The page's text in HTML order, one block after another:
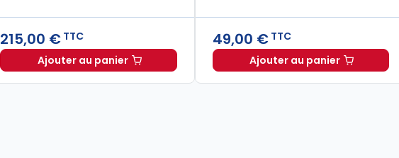
Code de la santé publique 2026, annoté commenté en ligne (Coffret en 2 tomes) à TTC
215,00 € TTC
Ajouter au panier
Mémento Fiscal 2026 à TTC
49,00 € TTC
Ajouter au panier